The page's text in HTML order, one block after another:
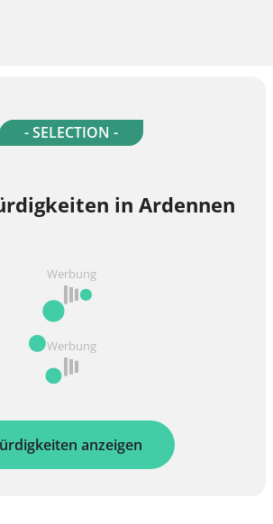
- SELECTION -
in Ardennen
Werbung
Werbung
anzeigen